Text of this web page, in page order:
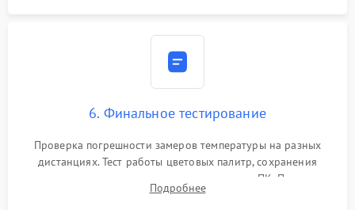
6. Финальное тестирование
Проверка погрешности замеров температуры на разных
дистанциях. Тест работы цветовых палитр, сохранения
термограмм в память и передачи данных на ПК. Проверка
автономности работы и итоговый контроль качества.
Подробнее